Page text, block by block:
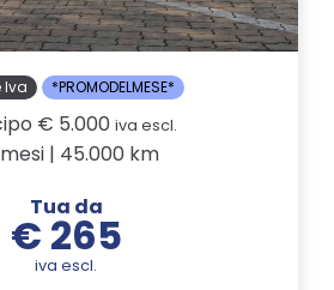
Iva *PROMODELMESE*
€ 5.000 iva escl.
| 45.000 km
Tua da
€ 265
iva escl.